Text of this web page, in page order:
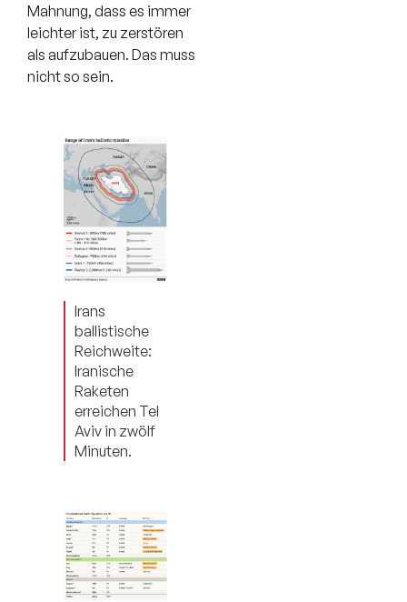
Mahnung, dass es immer
leichter ist, zu zerstören
als aufzubauen. Das muss
nicht so sein.
Irans
ballistische
Reichweite:
Iranische
Raketen
erreichen Tel
Aviv in zwölf
Minuten.